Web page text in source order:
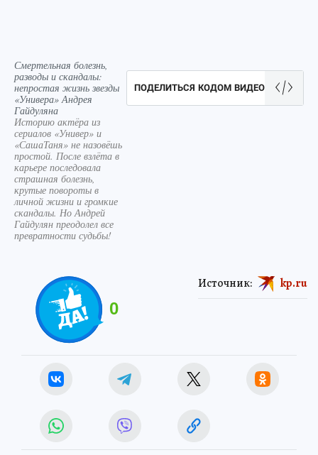
Смертельная болезнь,
разводы и скандалы:
непростая жизнь звезды
«Универа» Андрея
Гайдуляна
Историю актёра из
сериалов «Универ» и
«СашаТаня» не назовёшь
простой. После взлёта в
карьере последовала
страшная болезнь,
крутые повороты в
личной жизни и громкие
скандалы. Но Андрей
Гайдулян преодолел все
превратности судьбы!
ПОДЕЛИТЬСЯ КОДОМ ВИДЕО
0
Источник: kp.ru